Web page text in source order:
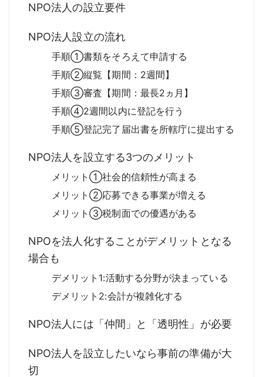
NPO法人の設立要件
NPO法人設立の流れ
手順①書類をそろえて申請する
手順②縦覧【期間：2週間】
手順③審査【期間：最長2ヵ月】
手順④2週間以内に登記を行う
手順⑤登記完了届出書を所轄庁に提出する
NPO法人を設立する3つのメリット
メリット①社会的信頼性が高まる
メリット②応募できる事業が増える
メリット③税制面での優遇がある
NPOを法人化することがデメリットとなる
場合も
デメリット1:活動する分野が決まっている
デメリット2:会計が複雑化する
NPO法人には「仲間」と「透明性」が必要
NPO法人を設立したいなら事前の準備が大
切